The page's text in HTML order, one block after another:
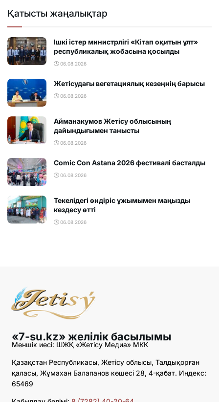
Қатысты жаңалықтар
Ішкі істер министрлігі «Кітап оқитын ұлт»
республикалық жобасына қосылды
06.08.2026
Жетісудағы вегетациялық кезеңнің барысы
06.08.2026
Айманакумов Жетісу облысының
дайындығымен танысты
06.08.2026
Comic Con Astana 2026 фестивалi басталды
06.08.2026
Текелідегі өндіріс ұжымымен маңызды
кездесу өтті
06.08.2026
«7-su.kz» желілік басылымы
Меншік иесі: ШЖҚ «Жетісу Медиа» МКК
Қазақстан Республикасы, Жетісу облысы, Талдықорған
қаласы, Жұмахан Балапанов көшесі 28, 4-қабат. Индекс:
65469